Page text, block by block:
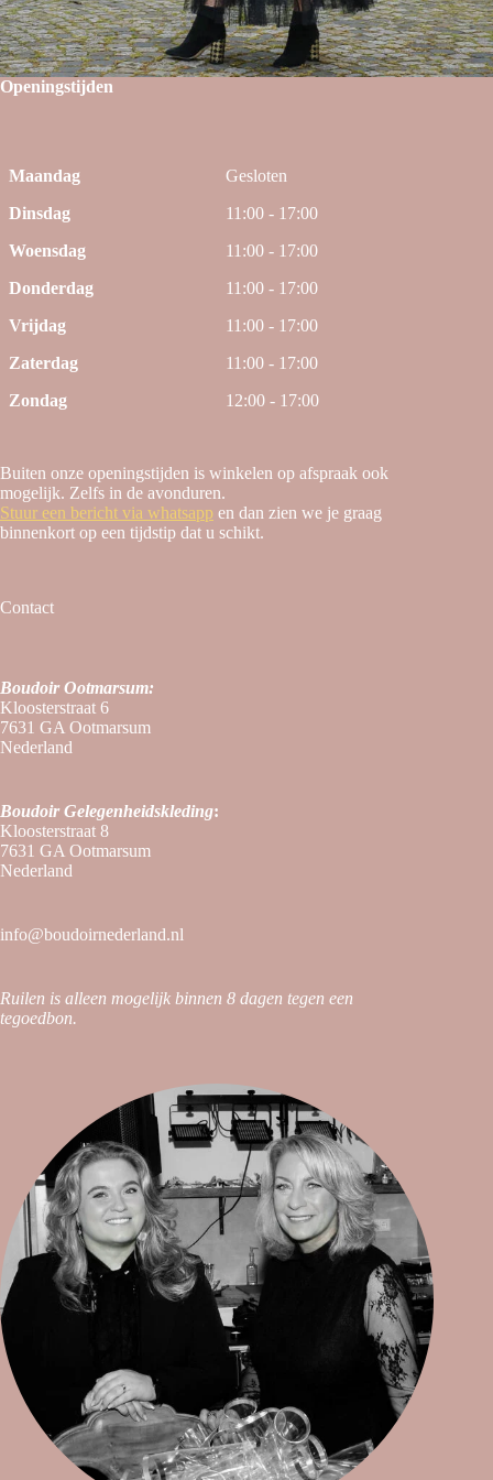
Openingstijden
Maandag
Gesloten
Dinsdag
11:00 - 17:00
Woensdag
11:00 - 17:00
Donderdag
11:00 - 17:00
Vrijdag
11:00 - 17:00
Zaterdag
11:00 - 17:00
Zondag
12:00 - 17:00
Buiten onze openingstijden is winkelen op afspraak ook
mogelijk. Zelfs in de avonduren.
Stuur een bericht via whatsapp en dan zien we je graag
binnenkort op een tijdstip dat u schikt.
Contact
Boudoir Ootmarsum:
Kloosterstraat 6
7631 GA Ootmarsum
Nederland
Boudoir Gelegenheidskleding:
Kloosterstraat 8
7631 GA Ootmarsum
Nederland
info@boudoirnederland.nl
Ruilen is alleen mogelijk binnen 8 dagen tegen een
tegoedbon.